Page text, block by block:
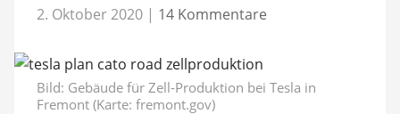
2. Oktober 2020 | 14 Kommentare
Bild: Gebäude für Zell-Produktion bei Tesla in
Fremont (Karte: fremont.gov)